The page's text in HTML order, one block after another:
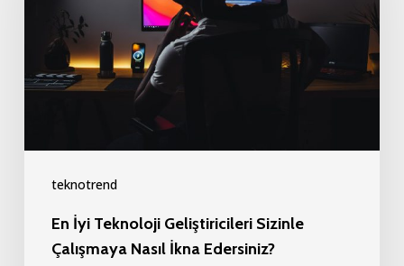
teknotrend
Geliştiricileri
Sizinle
Çalışmaya
Edersiniz?
En İyi Teknoloji Geliştiricileri Sizinle
Çalışmaya Nasıl İkna Edersiniz?